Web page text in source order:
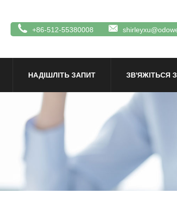
+86-512-55380008
НАДІШЛІТЬ ЗАПИТ ЗВ'ЯЖІТЬСЯ